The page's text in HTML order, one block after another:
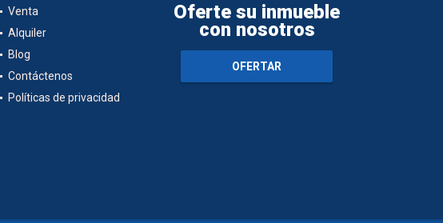
Venta
Alquiler
Blog
Contáctenos
Políticas de privacidad
Oferte su inmueble
con nosotros
OFERTAR